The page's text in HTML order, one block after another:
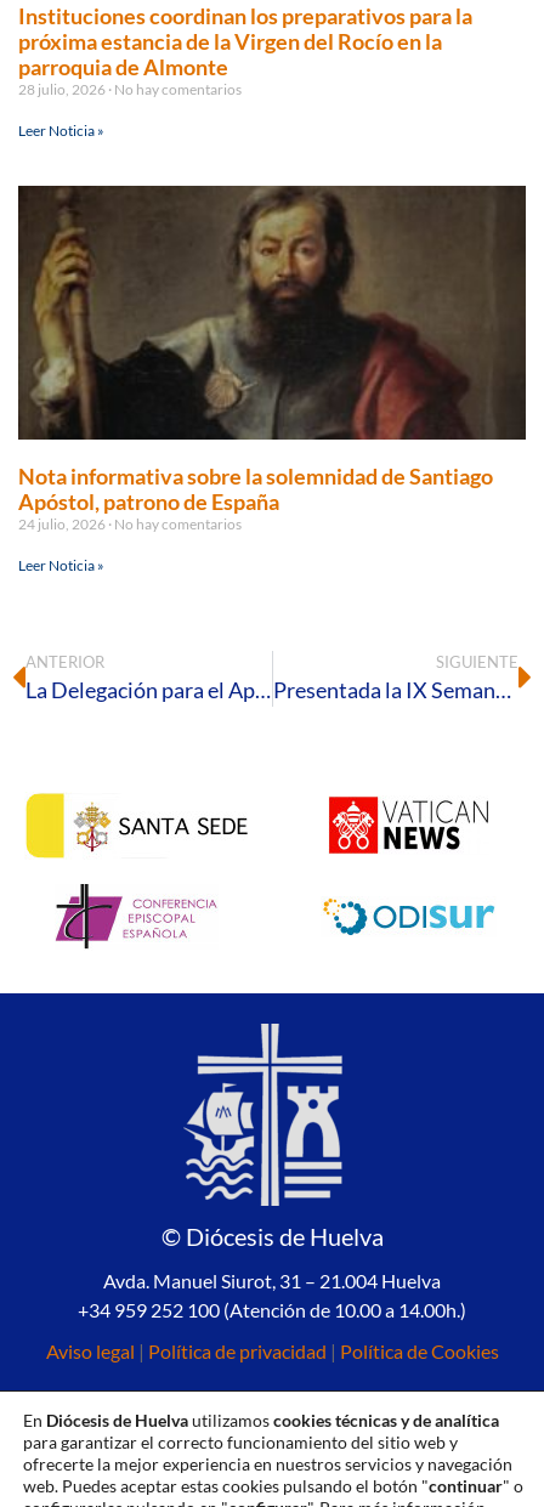
Instituciones coordinan los preparativos para la
próxima estancia de la Virgen del Rocío en la
parroquia de Almonte
28 julio, 2026 No hay comentarios
Leer Noticia »
Nota informativa sobre la solemnidad de Santiago
Apóstol, patrono de España
24 julio, 2026 No hay comentarios
Leer Noticia »
ANTERIOR
La Delegación para el Apostolado de Laicos convoca a los fieles al Retiro Diocesano de Cuaresma para prepararse juntos hacia la Pascua
SIGUIENTE
Presentada la IX Semana de Cine Espiritual en los cines Artesiete Holea
© Diócesis de Huelva
Avda. Manuel Siurot, 31 – 21.004 Huelva
+34 959 252 100 (Atención de 10.00 a 14.00h.)
Aviso legal | Política de privacidad | Política de Cookies
En Diócesis de Huelvautilizamoscookies técnicas y de analítica
para garantizar el correcto funcionamiento del sitio web y
ofrecerte la mejor experiencia en nuestros servicios y navegación
web. Puedes aceptar estas cookies pulsando el botón "continuar" o